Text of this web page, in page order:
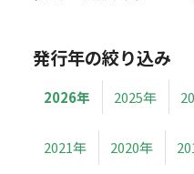
発行年の絞り込み
2026年 2025年
2021年 2020年